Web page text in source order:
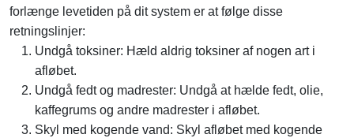
forlænge levetiden på dit system er at følge disse
retningslinjer:
Undgå toksiner: Hæld aldrig toksiner af nogen art i
afløbet.
Undgå fedt og madrester: Undgå at hælde fedt, olie,
kaffegrums og andre madrester i afløbet.
Skyl med kogende vand: Skyl afløbet med kogende